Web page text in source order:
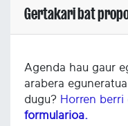
Gertakari bat
Agenda hau gaur
arabera
dugu? Horren berri
formularioa.